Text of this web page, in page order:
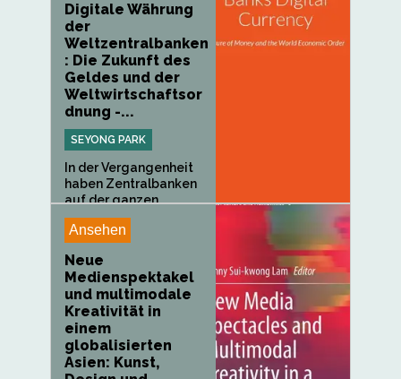
Digitale Währung
der
Weltzentralbanken
: Die Zukunft des
Geldes und der
Weltwirtschaftsor
dnung -...
SEYONG PARK
In der Vergangenheit
haben Zentralbanken
auf der ganzen...
Ansehen
Neue
Medienspektakel
und multimodale
Kreativität in
einem
globalisierten
Asien: Kunst,